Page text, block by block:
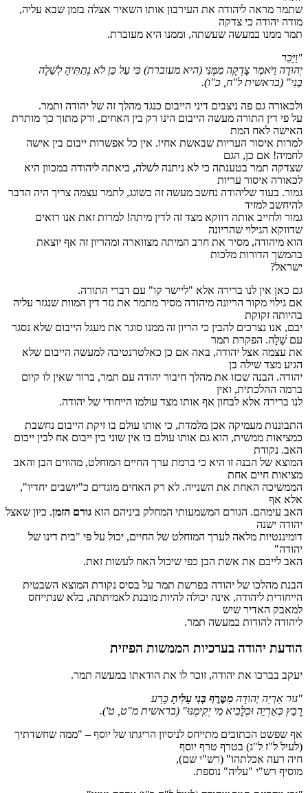
שתמר מראה ליהודה את העירבון אותו השאיר אצלה בזמן שבא עליה,
מודה יהודה כי צדקה
תמר ממנו במעשה שעשתה, וממנו היא מעוברת.
"וַיַּכֵּר
יְהוּדָה וַיֹּאמֶר צָדְקָה מִמֶּנִּי (היא מעוברת) כִּי עַל כֵּן לֹא נְתַתִּיהָ לְשֵׁלָה
בְנִי" (בראשית ל"ח, כ"ו).
ולכאורה גם פה ניצבים דיני הייבום כנגד מהלך זה של יהודה ותמר.
על פי דין התורה מעשה הייבום הינו רק בין האחים, ורק מתוך כך מותרת
האישה לאח המת
למרות איסור העריות שבאשת אחיו. אין כל אפשרות ייבום בין אישה
לחמיה! אם כן, הגם
שצדקה תמר בטענתה כי לא ניתנה לשלה, ביאתה ליהודה במכוון היא
לכאורה איסור עריות
גמור. בעוד שליהודה נחשב מעשה זה כשוגג, לתמר עצמה צריך היה הדבר
להיחשב למזיד
גמור ולחייב אותה דווקא מצד זה לדין מיתה! למרות זאת אנו רואים
שדווקא הגילוי שהריונה
הוא מיהודה, מסיר את חרב המיתה מצווארה ומהריון זה אף יוצאת
בהמשך הדורות מלכות
ישראל?
גם כאן אין לנו ברירה אלא "ליישר קו" עם דברי התורה.
אם גילוי מקור הריונה מיהודה מסיר מתמר את גזר דין המוות שנגזר עליה
בהיותה זקוקת
יבם, אנו נצרכים להבין כי הריון זה ממנו סוגר את מעגל הייבום שלא נסגר
עם שֵׁלָה. הפקרת תמר
את עצמה אצל יהודה, באה אם כן כאלטרנטיבה למעשה הייבום שלא
הגיע מצד שילה בן
יהודה. הבנה שכזו את מהלך חיבור יהודה עם תמר, ברור שאין לו קיום
ברמה ההלכתית, ואין
לנו ברירה אלא לבחון אף אותו מצד עולמו הייחודי של יהודה.
התבוננות מעמיקה אכן מלמדת, כי אותו עולם בו זיקת הייבום נחשבת
כמציאות ממשית, הוא גם אותו עולם בו אין שוני בין ייבום אח לבין ייבום
האב. נקודת
המוצא של הבנה זו היא כי ברמת ערך החיים המוחלט, מהווים הבן והאב
מציאות חיים אחת
הממשיכה האחת את השנייה. לא רק האחים מוגדים כ"יושבים יחדיו",
אלא אף
האב עימהם. הגורם המשמעותי המחלק ביניהם הוא גורם הזמן. כיון שאצל
יהודה ישנה
דומיננטיות מלאה לערך המוחלט של החיים, יכול על פי "בית דינו של
יהודה"
האב לייבם את אשת הבן כפי שיכול האח לעשות זאת.
הבנת מהלכו של יהודה בפרשת תמר על בסיס נקודת המוצא השבטית
הייחודית ליהודה, אינה יכולה להיות מובנת לאמיתתה, בלא שנתייחס
למאבק האדיר שיש
ליהודה להודות במעשה תמר.
הודעת יהודה בערכיות הממשות הפיזית
יעקב בברכו את יהודה, זוכר לו את הודאתו במעשה תמר.
"גּוּר אַרְיֵה יְהוּדָה מִטֶּרֶף בְּנִי עָלִיתָ כָּרַע
רָבַץ כְּאַרְיֵה וּכְלָבִיא מִי יְקִימֶנּוּ" (בראשית מ"ט, ט').
אף שפשט הכתובים מתייחס לניסיון הריגתו של יוסף – "ממה שחשדתיך
(לעיל ל"ז ל"ג) בטרף טרף יוסף
חיה רעה אכלתהו" (רש"י שם),
מוסיף רש"י "עליה" נוספת.